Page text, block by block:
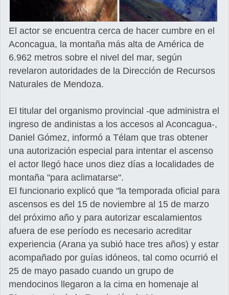
El actor se encuentra cerca de hacer cumbre en el
Aconcagua, la montaña más alta de América de
6.962 metros sobre el nivel del mar, según
revelaron autoridades de la Dirección de Recursos
Naturales de Mendoza.
El titular del organismo provincial -que administra el
ingreso de andinistas a los accesos al Aconcagua-,
Daniel Gómez, informó a Télam que tras obtener
una autorización especial para intentar el ascenso
el actor llegó hace unos diez días a localidades de
montaña "para aclimatarse".
El funcionario explicó que "la temporada oficial para
ascensos es del 15 de noviembre al 15 de marzo
del próximo año y para autorizar escalamientos
afuera de ese período es necesario acreditar
experiencia (Arana ya subió hace tres años) y estar
acompañado por guías idóneos, tal como ocurrió el
25 de mayo pasado cuando un grupo de
mendocinos llegaron a la cima en homenaje al